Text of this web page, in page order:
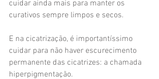
cuidar ainda mais para manter os
curativos sempre limpos e secos.
E na cicatrização, é importantíssimo
cuidar para não haver escurecimento
permanente das cicatrizes: a chamada
hiperpigmentação.